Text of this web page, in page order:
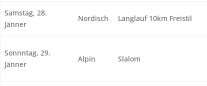
Samstag, 28.
Jänner
Nordisch Langlauf 10km Freistil
Sonnntag, 29.
Jänner
Alpin Slalom